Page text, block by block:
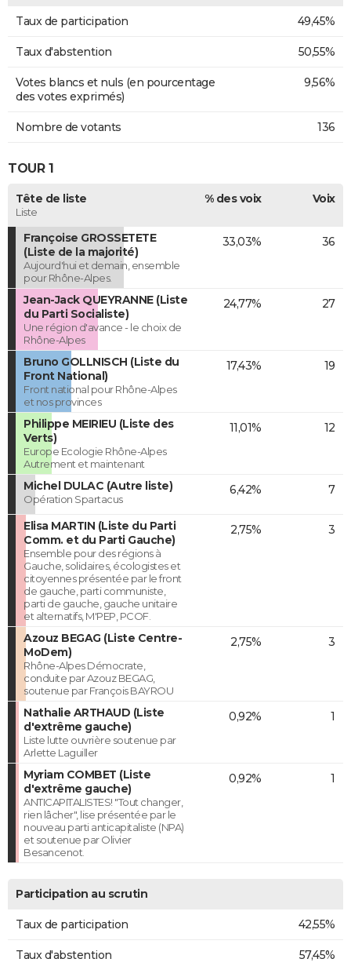
Taux de participation 49,45%
Taux d'abstention 50,55%
Votes blancs et nuls (en pourcentage
des votes exprimés)
9,56%
Nombre de votants 136
TOUR 1
Tête de liste
Liste
% des voix Voix
Françoise GROSSETETE
(Liste de la majorité)
Aujourd'hui et demain, ensemble
pour Rhône-Alpes.
33,03% 36
Jean-Jack QUEYRANNE (Liste
du Parti Socialiste)
Une région d'avance - le choix de
Rhône-Alpes
24,77% 27
Bruno GOLLNISCH (Liste du
Front National)
Front national pour Rhône-Alpes
et nos provinces
17,43% 19
Philippe MEIRIEU (Liste des
Verts)
Europe Ecologie Rhône-Alpes
Autrement et maintenant
11,01% 12
Michel DULAC (Autre liste)
Opération Spartacus
6,42% 7
Elisa MARTIN (Liste du Parti
Comm. et du Parti Gauche)
Ensemble pour des régions à
Gauche, solidaires, écologistes et
citoyennes présentée par le front
de gauche, parti communiste,
parti de gauche, gauche unitaire
et alternatifs, M'PEP, PCOF.
2,75% 3
Azouz BEGAG (Liste Centre-
MoDem)
Rhône-Alpes Démocrate,
conduite par Azouz BEGAG,
soutenue par François BAYROU
2,75% 3
Nathalie ARTHAUD (Liste
d'extrême gauche)
Liste lutte ouvrière soutenue par
Arlette Laguiller
0,92% 1
Myriam COMBET (Liste
d'extrême gauche)
ANTICAPITALISTES! "Tout changer,
rien lâcher", lise présentée par le
nouveau parti anticapitaliste (NPA)
et soutenue par Olivier
Besancenot.
0,92% 1
Participation au scrutin
Taux de participation 42,55%
Taux d'abstention 57,45%